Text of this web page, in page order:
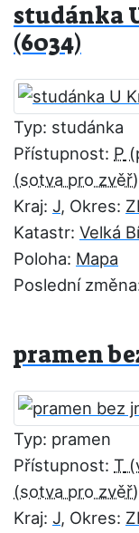
studánka
(6034)
Typ: studánka
Přístupnost: P
Kraj: J, Okres:
Katastr: Velká
Poloha: Mapa
Poslední
pramen
Typ: pramen
Přístupnost: T
Kraj: J, Okres: